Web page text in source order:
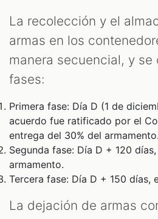
La recolección y el
armas en los
manera secuencial, y
fases:
Primera fase: Día D (1 de
acuerdo fue ratificado por el
entrega del 30% del armamento.
Segunda fase: Día D + 120
armamento.
Tercera fase: Día D + 150 días,
La dejación de armas